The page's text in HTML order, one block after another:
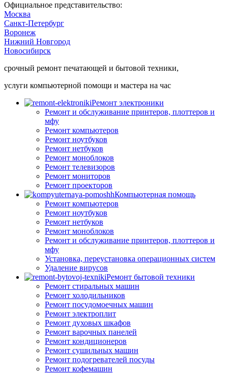
Официальное представительство:
Москва
Санкт-Петербург
Воронеж
Нижний Новгород
Новосибирск
срочный ремонт печатающей и бытовой техники,
услуги компьютерной помощи и мастера на час
Ремонт электроники
Ремонт и обслуживание принтеров, плоттеров и
мфу
Ремонт компьютеров
Ремонт ноутбуков
Ремонт нетбуков
Ремонт моноблоков
Ремонт телевизоров
Ремонт мониторов
Ремонт проекторов
Компьютерная помощь
Ремонт компьютеров
Ремонт ноутбуков
Ремонт нетбуков
Ремонт моноблоков
Ремонт и обслуживание принтеров, плоттеров и
мфу
Установка, переустановка операционных систем
Удаление вирусов
Ремонт бытовой техники
Ремонт стиральных машин
Ремонт холодильников
Ремонт посудомоечных машин
Ремонт электроплит
Ремонт духовых шкафов
Ремонт варочных панелей
Ремонт кондиционеров
Ремонт сушильных машин
Ремонт подогревателей посуды
Ремонт кофемашин